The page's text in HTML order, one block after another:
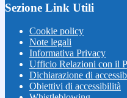
Sezione Link Utili
Cookie policy
Note legali
Informativa Privacy
Ufficio Relazioni con il
Dichiarazione di
Obiettivi di accessibilità